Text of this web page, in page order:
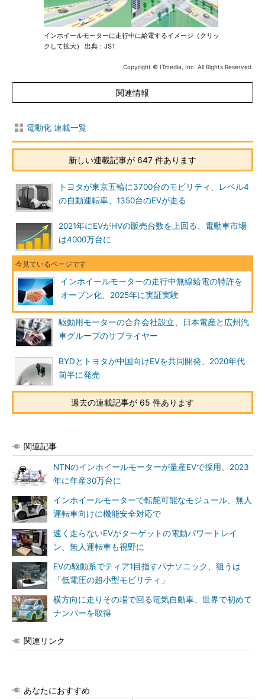
インホイールモーターに走行中に給電するイメージ（クリッ
クして拡大） 出典：JST
Copyright © ITmedia, Inc. All Rights Reserved.
関連情報
電動化 連載一覧
新しい連載記事が 647 件あります
トヨタが東京五輪に3700台のモビリティ、レベル4
の自動運転車、1350台のEVが走る
2021年にEVがHVの販売台数を上回る、電動車市場
は4000万台に
インホイールモーターの走行中無線給電の特許を
オープン化、2025年に実証実験
駆動用モーターの合弁会社設立、日本電産と広州汽
車グループのサプライヤー
BYDとトヨタが中国向けEVを共同開発、2020年代
前半に発売
過去の連載記事が 65 件あります
関連記事
NTNのインホイールモーターが量産EVで採用、2023
年に年産30万台に
インホイールモーターで転舵可能なモジュール、無人
運転車向けに機能安全対応で
速く走らないEVがターゲットの電動パワートレイ
ン、無人運転車も視野に
EVの駆動系でティア1目指すパナソニック、狙うは
「低電圧の超小型モビリティ」
横方向に走りその場で回る電気自動車、世界で初めて
ナンバーを取得
関連リンク
あなたにおすすめ